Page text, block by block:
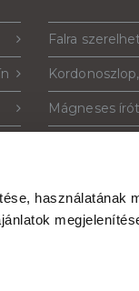
használatának
Falra
Mágneses
Plexi